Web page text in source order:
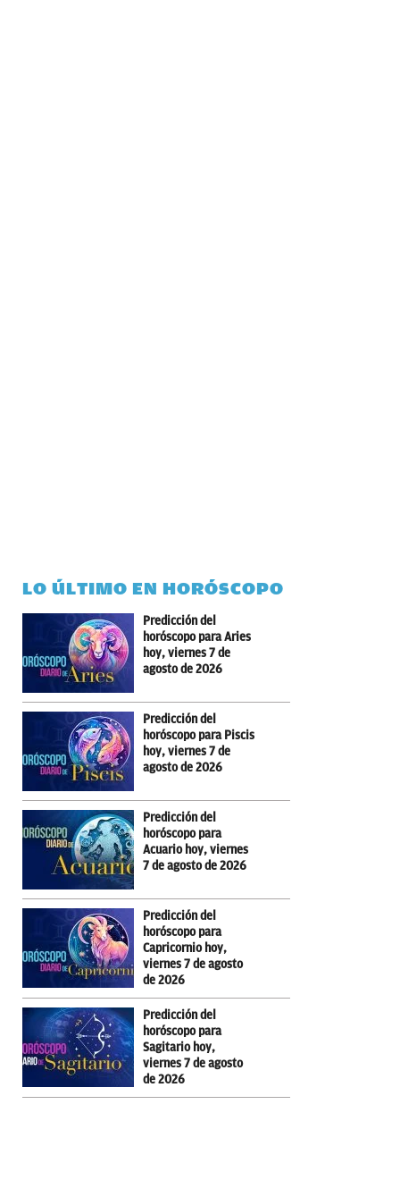
LO ÚLTIMO EN HORÓSCOPO
Predicción del
horóscopo para Aries
hoy, viernes 7 de
agosto de 2026
Predicción del
horóscopo para Piscis
hoy, viernes 7 de
agosto de 2026
Predicción del
horóscopo para
Acuario hoy, viernes
7 de agosto de 2026
Predicción del
horóscopo para
Capricornio hoy,
viernes 7 de agosto
de 2026
Predicción del
horóscopo para
Sagitario hoy,
viernes 7 de agosto
de 2026